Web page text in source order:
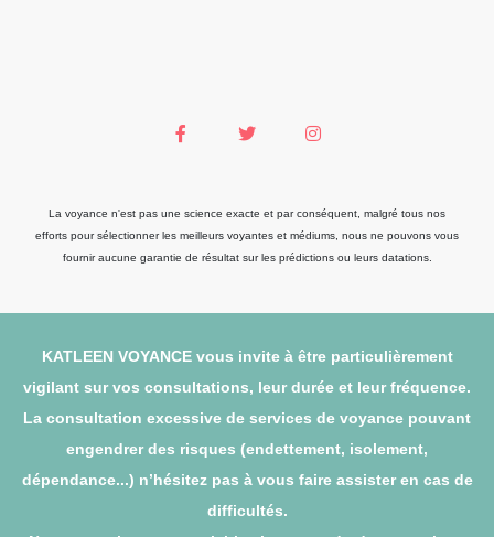
La voyance n'est pas une science exacte et par conséquent, malgré tous nos
efforts pour sélectionner les meilleurs voyantes et médiums, nous ne pouvons vous
fournir aucune garantie de résultat sur les prédictions ou leurs datations.
KATLEEN VOYANCE vous invite à être particulièrement
vigilant sur vos consultations, leur durée et leur fréquence.
La consultation excessive de services de voyance pouvant
engendrer des risques (endettement, isolement,
dépendance...) n’hésitez pas à vous faire assister en cas de
difficultés.